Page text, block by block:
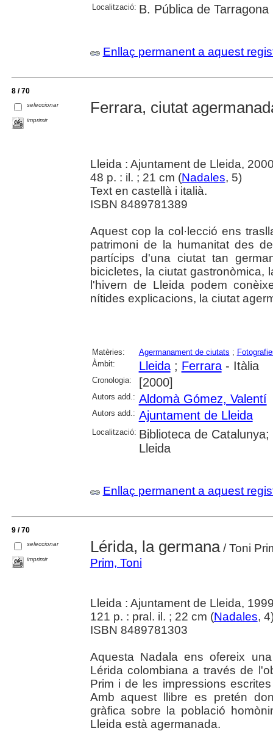
Localització: B. Pública de Tarragona
Enllaç permanent a aquest
8 / 70
seleccionar
imprimir
Ferrara, ciutat
Lleida : Ajuntament de Lleida,
48 p. : il. ; 21 cm (Nadales, 5)
Text en castellà i italià.
ISBN 8489781389
Aquest cop la col·lecció ens
patrimoni de la humanitat des
partícips d'una ciutat tan
bicicletes, la ciutat gastronòmica,
l'hivern de Lleida podem
nítides explicacions, la ciutat
Matèries: Agermanament de ciutats ;
Àmbit:
Lleida; Ferrara- Itàlia
Cronologia: [2000]
Autors add.: Aldomà Gómez, Valentí
Autors add.: Ajuntament de Lleida
Localització: Biblioteca de
Lleida
Enllaç permanent a aquest
9 / 70
seleccionar
imprimir
Lérida, la germana/ Toni
Prim, Toni
Lleida : Ajuntament de Lleida,
121 p. : pral. il. ; 22 cm (Nadales,
ISBN 8489781303
Aquesta Nadala ens ofereix
Lérida colombiana a través de
Prim i de les impressions
Amb aquest llibre es pretén
gràfica sobre la població
Lleida està agermanada.